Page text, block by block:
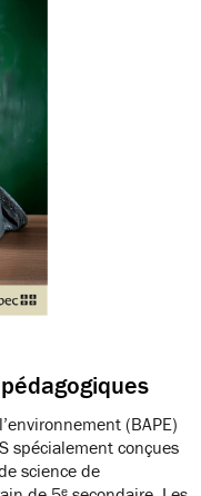
(BAPE)
spécialement conçues
science de